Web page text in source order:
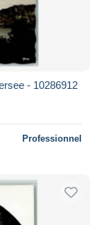
- 10286912
Professionnel